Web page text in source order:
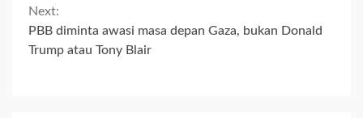
Next:
PBB diminta awasi masa depan Gaza, bukan Donald
Trump atau Tony Blair